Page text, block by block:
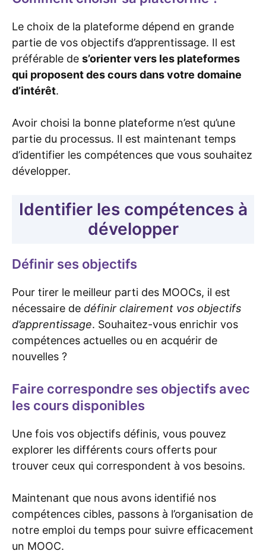
Le choix de la plateforme dépend en grande
partie de vos objectifs d’apprentissage. Il est
préférable de s’orienter vers les plateformes
qui proposent des cours dans votre domaine
d’intérêt.
Avoir choisi la bonne plateforme n’est qu’une
partie du processus. Il est maintenant temps
d’identifier les compétences que vous souhaitez
développer.
Identifier les compétences à
développer
Définir ses objectifs
Pour tirer le meilleur parti des MOOCs, il est
nécessaire de définir clairement vos objectifs
d’apprentissage. Souhaitez-vous enrichir vos
compétences actuelles ou en acquérir de
nouvelles ?
Faire correspondre ses objectifs avec
les cours disponibles
Une fois vos objectifs définis, vous pouvez
explorer les différents cours offerts pour
trouver ceux qui correspondent à vos besoins.
Maintenant que nous avons identifié nos
compétences cibles, passons à l’organisation de
notre emploi du temps pour suivre efficacement
un MOOC.